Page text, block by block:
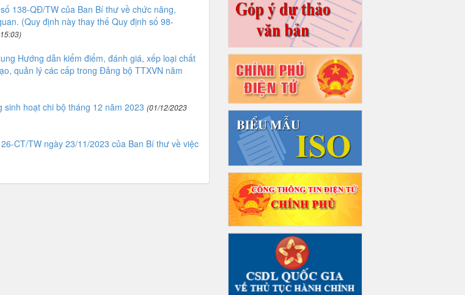
138-QĐ/TW của Ban Bí thư về chức năng,
(Quy định này thay thế Quy định số 98-
Hướng dẫn kiểm điểm, đánh giá, xếp loại chất
quản lý các cấp trong Đảng bộ TTXVN năm
hoạt chi bộ tháng 12 năm 2023 (01/12/2023
CT/TW ngày 23/11/2023 của Ban Bí thư về việc